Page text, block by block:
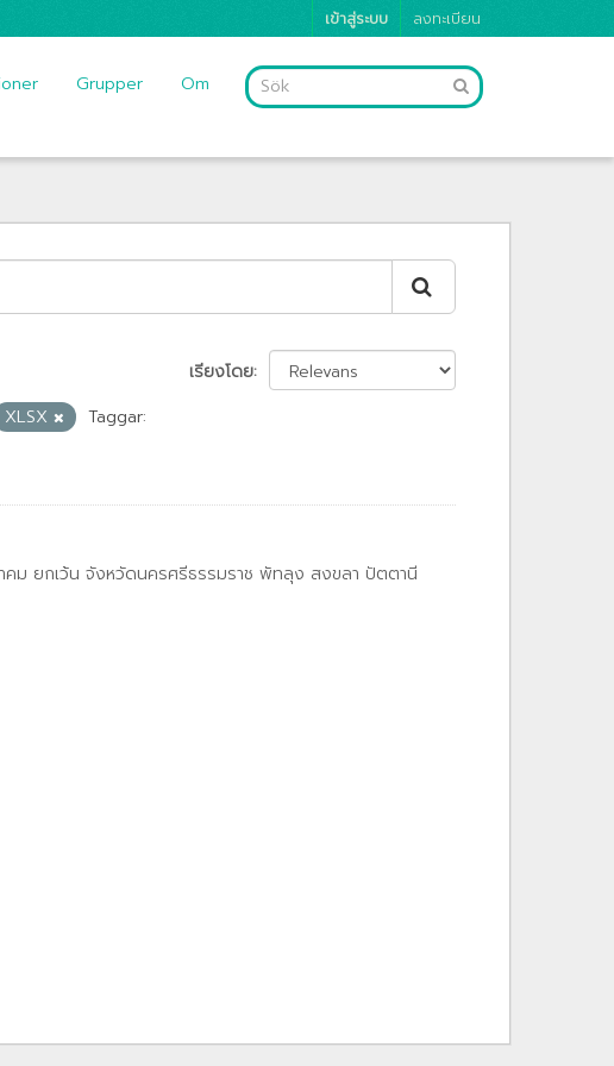
เข้าสู่ระบบ ลงทะเบียน
Grupper Om
เรียงโดย
XLSX
Taggar:
คม ยกเว้น จังหวัดนครศรีธรรมราช พัทลุง สงขลา ปัตตานี